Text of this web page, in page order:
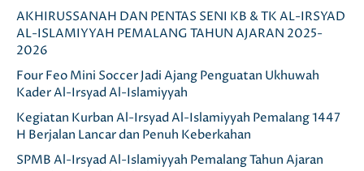
AKHIRUSSANAH DAN PENTAS SENI KB & TK AL-IRSYAD
AL-ISLAMIYYAH PEMALANG TAHUN AJARAN 2025-
2026
Four Feo Mini Soccer Jadi Ajang Penguatan Ukhuwah
Kader Al-Irsyad Al-Islamiyyah
Kegiatan Kurban Al-Irsyad Al-Islamiyyah Pemalang 1447
H Berjalan Lancar dan Penuh Keberkahan
SPMB Al-Irsyad Al-Islamiyyah Pemalang Tahun Ajaran